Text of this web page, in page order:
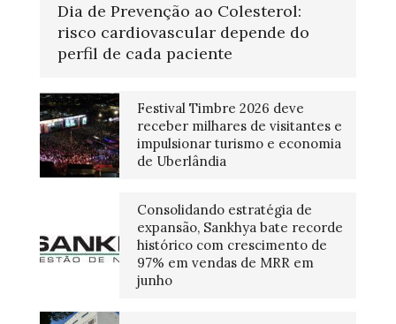
Dia de Prevenção ao Colesterol:
risco cardiovascular depende do
perfil de cada paciente
Festival Timbre 2026 deve
receber milhares de visitantes e
impulsionar turismo e economia
de Uberlândia
Consolidando estratégia de
expansão, Sankhya bate recorde
histórico com crescimento de
97% em vendas de MRR em
junho